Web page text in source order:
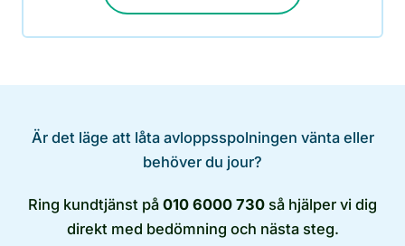
Är det läge att låta avloppsspolningen vänta eller
behöver du jour?
Ring kundtjänst på 010 6000 730 så hjälper vi dig
direkt med bedömning och nästa steg.